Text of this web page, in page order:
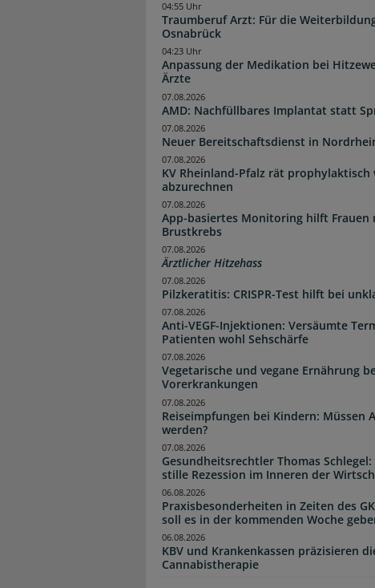
Traumberuf Arzt: Für die
Osnabrück
04:55 Uhr
Anpassung der Medikation bei
Ärzte
04:23 Uhr
AMD: Nachfüllbares Implantat statt
07.08.2026
Neuer Bereitschaftsdienst in
07.08.2026
KV Rheinland-Pfalz rät
abzurechnen
07.08.2026
App-basiertes Monitoring hilft
Brustkrebs
07.08.2026
Ärztlicher Hitzehass
07.08.2026
Pilzkeratitis: CRISPR-Test hilft bei
07.08.2026
Anti-VEGF-Injektionen: Versäumte
Patienten wohl Sehschärfe
07.08.2026
Vegetarische und vegane Ernährung
Vorerkrankungen
07.08.2026
Reiseimpfungen bei Kindern: Müssen
werden?
07.08.2026
Gesundheitsrechtler Thomas
stille Rezession im Inneren der
07.08.2026
Praxisbesonderheiten in Zeiten des
soll es in der kommenden Woche
06.08.2026
KBV und Krankenkassen präzisieren
Cannabistherapie
06.08.2026